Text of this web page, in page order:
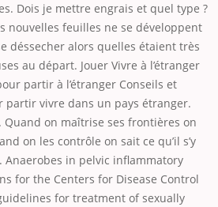
Dois je mettre engrais et quel type ?
nouvelles feuilles ne se développent
déssecher alors quelles étaient très
au départ. Jouer Vivre à l’étranger
partir à l’étranger Conseils et
partir vivre dans un pays étranger.
Quand on maîtrise ses frontières on
on les contrôle on sait ce qu’il s’y
Anaerobes in pelvic inflammatory
for the Centers for Disease Control
for treatment of sexually